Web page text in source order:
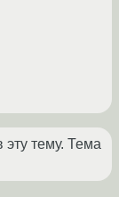
тему. Тема